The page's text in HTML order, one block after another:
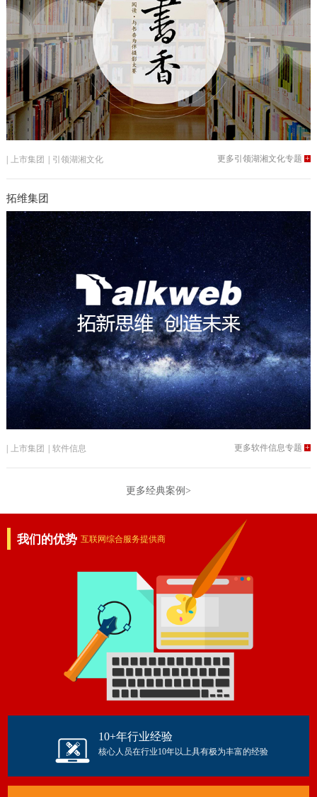
上市集团 引领湖湘文化 更多引领湖湘文化专题+
拓维集团
上市集团 软件信息 更多软件信息专题 +
更多经典案例>
我们的优势 互联网综合服务提供商
10+年行业经验
核心人员在行业10年以上具有极为丰富的经验